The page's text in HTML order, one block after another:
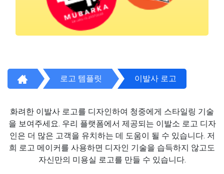
로고 템플릿 이발사 로고
화려한 이발사 로고를 디자인하여 청중에게 스타일링 기술
을 보여주세요. 우리 플랫폼에서 제공되는 이발소 로고 디자
인은 더 많은 고객을 유치하는 데 도움이 될 수 있습니다. 저
희 로고 메이커를 사용하면 디자인 기술을 습득하지 않고도
자신만의 미용실 로고를 만들 수 있습니다.